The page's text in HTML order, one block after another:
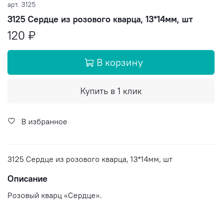
арт. 3125
3125 Сердце из розового кварца, 13*14мм, шт
120 ₽
В корзину
Купить в 1 клик
В избранное
3125 Сердце из розового кварца, 13*14мм, шт
Описание
Розовый кварц «Сердце».